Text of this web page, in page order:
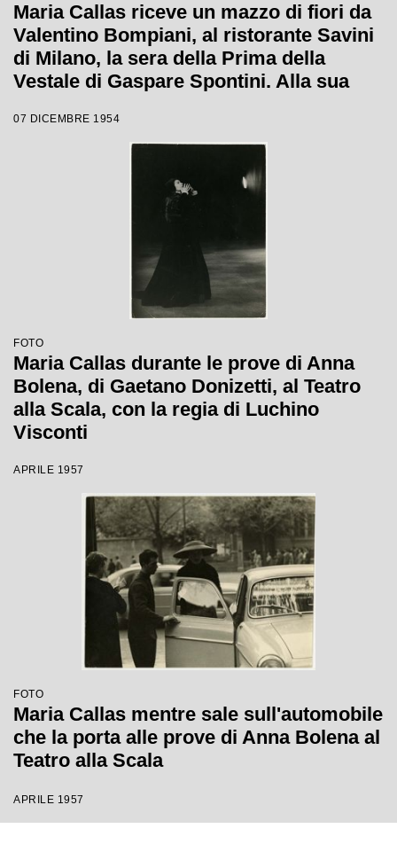
Maria Callas riceve un mazzo di fiori da
Valentino Bompiani, al ristorante Savini
di Milano, la sera della Prima della
Vestale di Gaspare Spontini. Alla sua
capo tavola il marito Giovanni Battista
Meneghini, a sinistra del quale è seduto
il soprintendente del Teatro alla Scala
Antonio Ghiringhelli
07 DICEMBRE 1954
FOTO
Maria Callas durante le prove di Anna
Bolena, di Gaetano Donizetti, al Teatro
alla Scala, con la regia di Luchino
Visconti
APRILE 1957
FOTO
Maria Callas mentre sale sull'automobile
che la porta alle prove di Anna Bolena al
Teatro alla Scala
APRILE 1957